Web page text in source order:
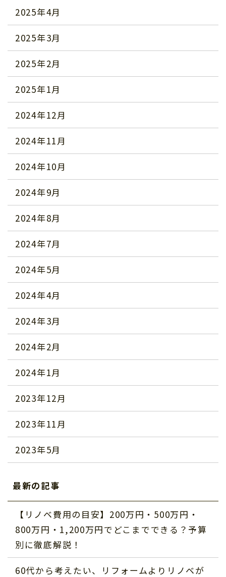
2025年4月
2025年3月
2025年2月
2025年1月
2024年12月
2024年11月
2024年10月
2024年9月
2024年8月
2024年7月
2024年5月
2024年4月
2024年3月
2024年2月
2024年1月
2023年12月
2023年11月
2023年5月
最新の記事
【リノベ費用の目安】200万円・500万円・
800万円・1,200万円でどこまでできる？予算
別に徹底解説！
60代から考えたい、リフォームよりリノベが